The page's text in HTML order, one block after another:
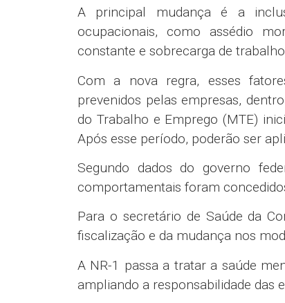
A principal mudança é a
ocupacionais, como assédio
constante e sobrecarga de
Com a nova regra, esses
prevenidos pelas empresas,
do Trabalho e Emprego (MTE)
Após esse período, poderão ser
Segundo dados do governo
comportamentais foram
Para o secretário de Saúde da
fiscalização e da mudança nos
A NR-1 passa a tratar a saúde
ampliando a responsabilidade das